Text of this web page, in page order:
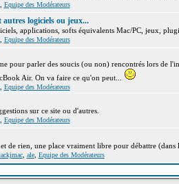
Equipe des Modérateurs
autres logiciels ou jeux...
applications, softs équivalents Mac/PC, jeux,
Equipe des Modérateurs
pour parler des soucis (ou non) rencontrés lors de
Air. On va faire ce qu'on peut...
Equipe des Modérateurs
sur ce site ou d'autres.
Equipe des Modérateurs
de rien, une place vraiment libre pour débattre (dans
, ale, Equipe des Modérateurs